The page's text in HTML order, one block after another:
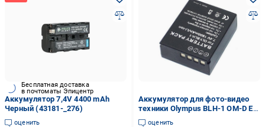
Бесплатная доставка
в почтоматы Эпицентр
Аккумулятор 7,4V 4400 mAh
Черный (43181-_276)
оценить
Аккумулятор для фото-видео
техники Olympus BLH-1 OM-D E-
M1 Mark II 7.4V 1800 mAh Li-ion
оценить